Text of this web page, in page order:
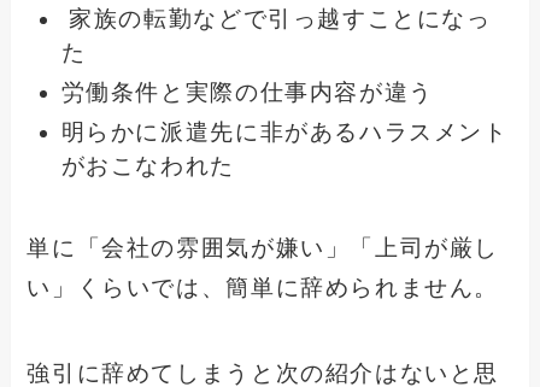
家族の転勤などで引っ越すことになっ
た
労働条件と実際の仕事内容が違う
明らかに派遣先に非があるハラスメント
がおこなわれた
単に「会社の雰囲気が嫌い」「上司が厳し
い」くらいでは、簡単に辞められません。
強引に辞めてしまうと次の紹介はないと思